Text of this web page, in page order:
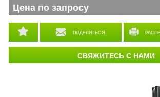
ПОДЕЛИТЬСЯ
Цена по запросу
СВЯЖИТЕСЬ С НАМИ